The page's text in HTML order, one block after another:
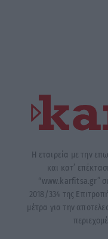
Η εταιρεία με την
και κατ’
“www.karfitsa.gr”
2018/334 της
μέτρα για την